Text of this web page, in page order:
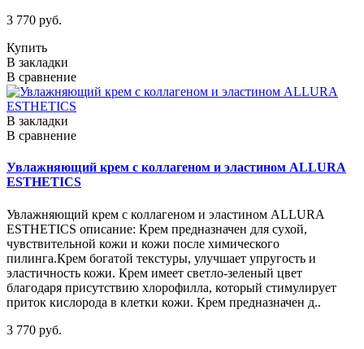
3 770 руб.
Купить
В закладки
В сравнение
В закладки
В сравнение
Увлажняющий крем с коллагеном и эластином ALLURA
ESTHETICS
Увлажняющий крем с коллагеном и эластином ALLURA
ESTHETICS описание: Крем предназначен для сухой,
чувствительной кожи и кожи после химического
пилинга.Крем богатой текстуры, улучшает упругость и
эластичность кожи. Крем имеет светло-зеленый цвет
благодаря присутствию хлорофилла, который стимулирует
приток кислорода в клетки кожи. Крем предназначен д..
3 770 руб.